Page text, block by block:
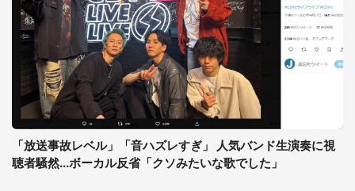
「放送事故レベル」「音ハズレすぎ」 人気バンド生演奏に視
聴者騒然...ボーカル反省「クソみたいな歌でした」